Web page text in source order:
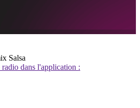
Salsa
dans l'application :